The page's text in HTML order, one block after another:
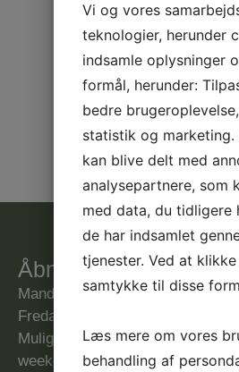
Kontakt os
Udfyld formularen
tilbage til dig snarest.
Åbningstider
Mandag til torsdag: 8.00-16.00
Fredag: 8.00-13.00
Mulighed for tider om aftenen og
weekenden – se priser under
Vi og vores
teknologier, herunder
indsamle oplysninger
formål, herunder:
bedre
statistik og marketing.
kan blive delt med
analysepartnere, som
med data, du tidligere
de har indsamlet
tjenester. Ved at
samtykke til disse
Læs mere om vores
behandling af